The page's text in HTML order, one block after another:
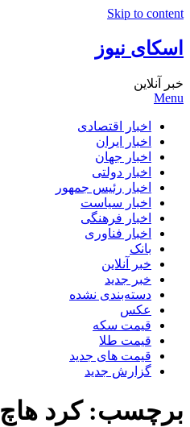
Skip to content
اسکای نیوز
خبر آنلاین
Menu
اخبار اقتصادی
اخبار ایران
اخبار جهان
اخبار دولتی
اخبار رئیس جمهور
اخبار سیاست
اخبار فرهنگی
اخبار فناوری
بانک
خبر آنلاین
خبر جدید
دسته‌بندی نشده
عکس
قیمت سکه
قیمت طلا
قیمت های جدید
گزارش جدید
برچسب: کرد هاچ